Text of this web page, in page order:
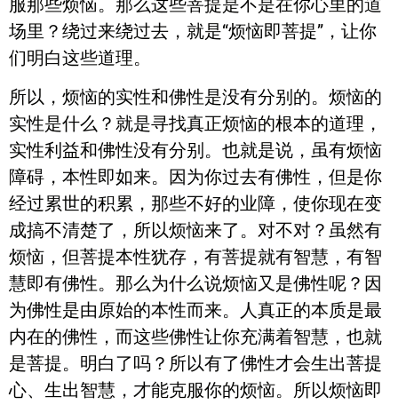
场里？绕过来绕过去，就是“烦恼即菩提”，让你
们明白这些道理。
所以，烦恼的实性和佛性是没有分别的。烦恼的
实性是什么？就是寻找真正烦恼的根本的道理，
实性利益和佛性没有分别。也就是说，虽有烦恼
障碍，本性即如来。因为你过去有佛性，但是你
经过累世的积累，那些不好的业障，使你现在变
成搞不清楚了，所以烦恼来了。对不对？虽然有
烦恼，但菩提本性犹存，有菩提就有智慧，有智
慧即有佛性。那么为什么说烦恼又是佛性呢？因
为佛性是由原始的本性而来。人真正的本质是最
内在的佛性，而这些佛性让你充满着智慧，也就
是菩提。明白了吗？所以有了佛性才会生出菩提
心、生出智慧，才能克服你的烦恼。所以烦恼即